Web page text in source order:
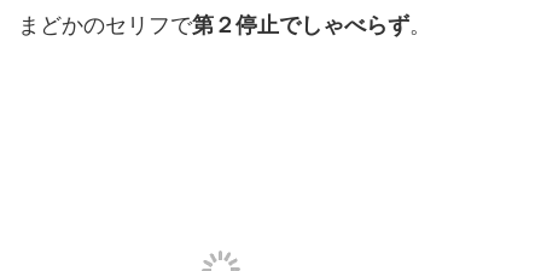
まどかのセリフで第２停止でしゃべらず。